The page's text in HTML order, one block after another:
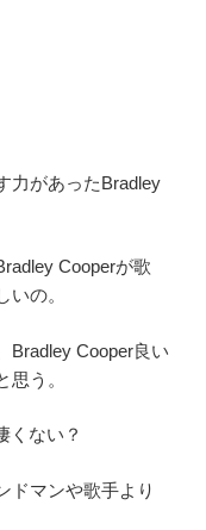
力があったBradley
Cooperが歌
の。
Bradley Cooper良い
う。
くない？
ドマンや歌手より